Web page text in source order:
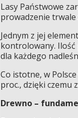
Lasy Państwowe
prowadzenie
Jednym z jej
kontrolowany.
dla każdego
Co istotne, w
proc., dzięki czemu
Drewno –